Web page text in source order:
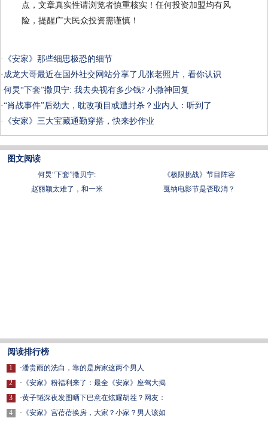
点，文章真实性请浏览者慎重核实！任何投资加盟均有风
险，提醒广大民众投资需谨慎！
·
《安家》那些细思极恐的细节
· 成龙大哥最近在国外社交网站分享了几张老照片，看你认识
·何炅“下套”撒贝宁: 我去央视有多少钱? 小撒神回复
·“肖战事件”后劲大，耽改项目或遭封杀？业内人：听到了
·
《安家》三大宝藏通勤穿搭，快来抄作业
图文阅读
何炅“下套”撒贝宁:
《极限挑战》节目阵容
赵丽颖太难了，和一米
戛纳电影节是否取消？
阅读排行榜
1
2
3
4
·潘贵雨的洗白，靠的是房家这两个男人
· 《安家》粉福利来了：最全《安家》座驾大揭
·黄子韬深夜发图晒下巴意在炫耀胡茬？网友：
· 《安家》宫蓓蓓换房，大家？小家？男人该如